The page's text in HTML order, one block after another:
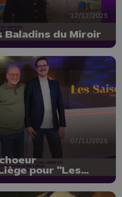
12/12/2025
Baladins du Miroir
07/11/2025
pour "Les